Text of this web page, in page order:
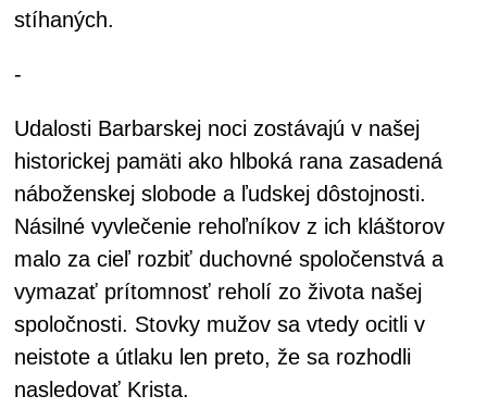
stíhaných.
-
Udalosti Barbarskej noci zostávajú v našej
historickej pamäti ako hlboká rana zasadená
náboženskej slobode a ľudskej dôstojnosti.
Násilné vyvlečenie rehoľníkov z ich kláštorov
malo za cieľ rozbiť duchovné spoločenstvá a
vymazať prítomnosť reholí zo života našej
spoločnosti. Stovky mužov sa vtedy ocitli v
neistote a útlaku len preto, že sa rozhodli
nasledovať Krista.